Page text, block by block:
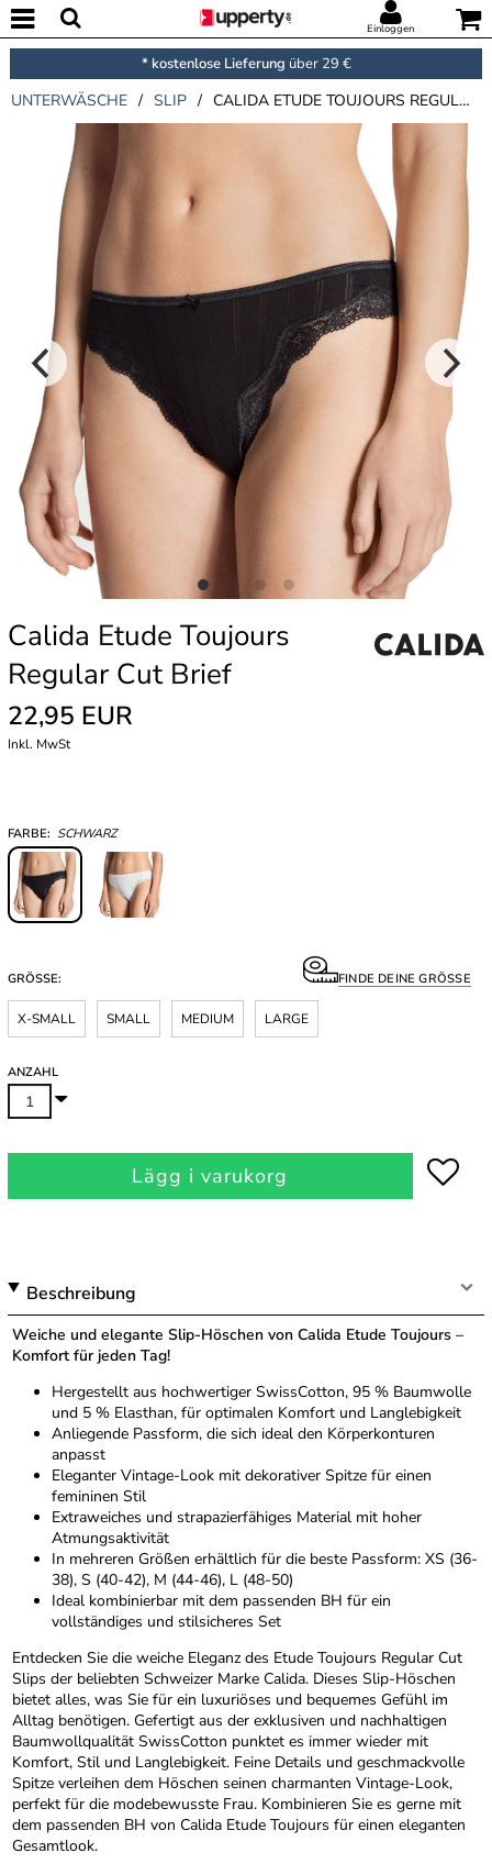
Einloggen
* kostenlose Lieferung über 29 €
UNTERWÄSCHE / SLIP / CALIDA ETUDE TOUJOURS REGULAR CUT BRIEF
Calida Etude Toujours
Regular Cut Brief
22,95 EUR
Inkl. MwSt
FARBE: SCHWARZ
GRÖSSE: FINDE DEINE GRÖSSE
X-SMALL SMALL MEDIUM LARGE
ANZAHL
Lägg i varukorg
Beschreibung
Weiche und elegante Slip-Höschen von Calida Etude Toujours –
Komfort für jeden Tag!
Hergestellt aus hochwertiger SwissCotton, 95 % Baumwolle
und 5 % Elasthan, für optimalen Komfort und Langlebigkeit
Anliegende Passform, die sich ideal den Körperkonturen
anpasst
Eleganter Vintage-Look mit dekorativer Spitze für einen
femininen Stil
Extraweiches und strapazierfähiges Material mit hoher
Atmungsaktivität
In mehreren Größen erhältlich für die beste Passform: XS (36-
38), S (40-42), M (44-46), L (48-50)
Ideal kombinierbar mit dem passenden BH für ein
vollständiges und stilsicheres Set
Entdecken Sie die weiche Eleganz des Etude Toujours Regular Cut
Slips der beliebten Schweizer Marke Calida. Dieses Slip-Höschen
bietet alles, was Sie für ein luxuriöses und bequemes Gefühl im
Alltag benötigen. Gefertigt aus der exklusiven und nachhaltigen
Baumwollqualität SwissCotton punktet es immer wieder mit
Komfort, Stil und Langlebigkeit. Feine Details und geschmackvolle
Spitze verleihen dem Höschen seinen charmanten Vintage-Look,
perfekt für die modebewusste Frau. Kombinieren Sie es gerne mit
dem passenden BH von Calida Etude Toujours für einen eleganten
Gesamtlook.